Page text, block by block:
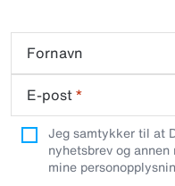
Fornavn
E-post*
Jeg samtykker til at
nyhetsbrev og
mine